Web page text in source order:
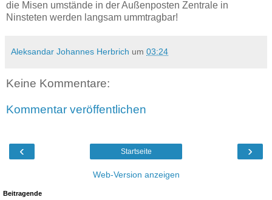
die Misen umstände in der Außenposten Zentrale in
Ninsteten werden langsam ummtragbar!
Aleksandar Johannes Herbrich um 03:24
Keine Kommentare:
Kommentar veröffentlichen
‹ ›
Startseite
Web-Version anzeigen
Beitragende